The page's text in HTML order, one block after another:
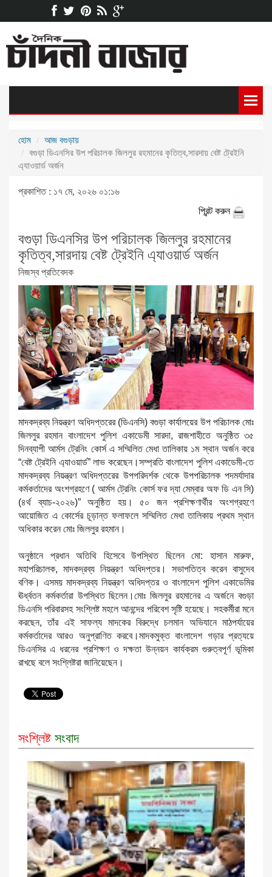
হোম
আজ বগুড়ায়
বগুড়া ডিএনসির উপ পরিচালক জিললুর রহমানের কৃতিত্ব,সারদায় বেষ্ট ট্রেইনি
এ্যাওয়ার্ড অর্জন
প্রকাশিত : ১৭ মে, ২০২৬ ০১:১৬
প্রিন্ট করুন
বগুড়া ডিএনসির উপ পরিচালক জিললুর রহমানের
কৃতিত্ব,সারদায় বেষ্ট ট্রেইনি এ্যাওয়ার্ড অর্জন
নিজস্ব প্রতিবেদক
‎মাদকদ্রব্য নিয়ন্ত্রণ অধিদপ্তরের (ডিএনসি) বগুড়া কার্যালয়ের উপ পরিচালক মোঃ
জিললুর রহমান বাংলাদেশ পুলিশ একাডেমী সারদা, রাজশাহীতে অনুষ্ঠিত ৩৫
দিনব্যাপী আর্মস ট্রেনিং কোর্স এ সম্মিলিত মেধা তালিকায় ১ম স্থান অর্জন করে
“বেষ্ট ট্রেইনি এ্যাওয়ার্ড” লাভ করেছেন।সম্প্রতি বাংলাদেশ পুলিশ একাডেমী-তে
মাদকদ্রব্য নিয়ন্ত্রণ অধিদপ্তরের উপপরিদর্শক থেকে উপপরিচালক পদমর্যাদার
কর্মকর্তাদের অংশগ্রহণে ( আর্মস ট্রেনিং কোর্স ফর দ্যা মেম্বার অফ ডি এন সি)
(৪র্থ ব্যাচ-২০২৬)” অনুষ্ঠিত হয়। ৫০ জন প্রশিক্ষণার্থীর অংশগ্রহণে
আয়োজিত এ কোর্সের চূড়ান্ত ফলাফলে সম্মিলিত মেধা তালিকায় প্রথম স্থান
অধিকার করেন মোঃ জিললুর রহমান।
‎অনুষ্ঠানে প্রধান অতিথি হিসেবে উপস্থিত ছিলেন মো: হাসান মারুফ,
মহাপরিচালক, মাদকদ্রব্য নিয়ন্ত্রণ অধিদপ্তর। সভাপতিত্ব করেন বাসুদেব
বণিক। এসময় মাদকদ্রব্য নিয়ন্ত্রণ অধিদপ্তর ও বাংলাদেশ পুলিশ একাডেমির
ঊর্ধ্বতন কর্মকর্তারা উপস্থিত ছিলেন।মোঃ জিললুর রহমানের এ অর্জনে বগুড়া
ডিএনসি পরিবারসহ সংশ্লিষ্ট মহলে আনন্দের পরিবেশ সৃষ্টি হয়েছে। সহকর্মীরা মনে
করছেন, তাঁর এই সাফল্য মাদকের বিরুদ্ধে চলমান অভিযানে মাঠপর্যায়ের
কর্মকর্তাদের আরও অনুপ্রাণিত করবে।মাদকমুক্ত বাংলাদেশ গড়ার প্রত্যয়ে
ডিএনসির এ ধরনের প্রশিক্ষণ ও দক্ষতা উন্নয়ন কার্যক্রম গুরুত্বপূর্ণ ভূমিকা
রাখছে বলে সংশ্লিষ্টরা জানিয়েছেন।
সংশ্লিষ্ট সংবাদ